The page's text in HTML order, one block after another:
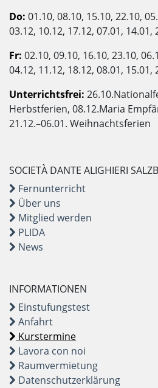
SOCIETÀ DANTE ALIGHIERI
Fernunterricht
Über uns
Mitglied werden
PLIDA
News
INFORMATIONEN
Einstufungstest
Anfahrt
Kurstermine
Lavora con noi
Raumvermietung
Datenschutzerklärung
Do: 01.10, 08.10, 15.10, 22.10,
03.12, 10.12, 17.12, 07.01, 14.01,
Fr: 02.10, 09.10, 16.10, 23.10,
04.12, 11.12, 18.12, 08.01, 15.01,
Unterrichtsfrei:
Herbstferien, 08.12.Maria
21.12.–06.01. Weihnachtsferien